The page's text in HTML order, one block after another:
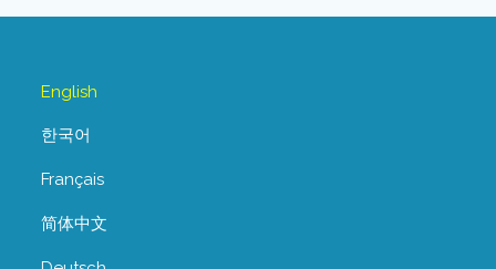
English
한국어
Français
简体中文